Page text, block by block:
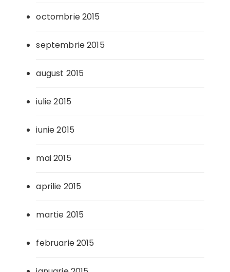
octombrie 2015
septembrie 2015
august 2015
iulie 2015
iunie 2015
mai 2015
aprilie 2015
martie 2015
februarie 2015